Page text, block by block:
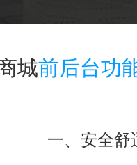
城前后台功
一、安全舒